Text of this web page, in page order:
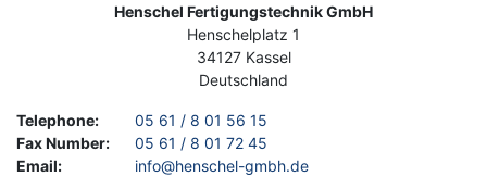
Henschel Fertigungstechnik GmbH
Henschelplatz 1
34127 Kassel
Deutschland
Telephone:
05 61 / 8 01 56 15
Fax Number:
05 61 / 8 01 72 45
Email:
info@henschel-gmbh.de